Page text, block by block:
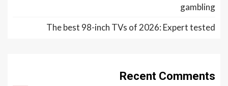
gambling
The best 98-inch TVs of 2026: Expert tested
Recent Comments